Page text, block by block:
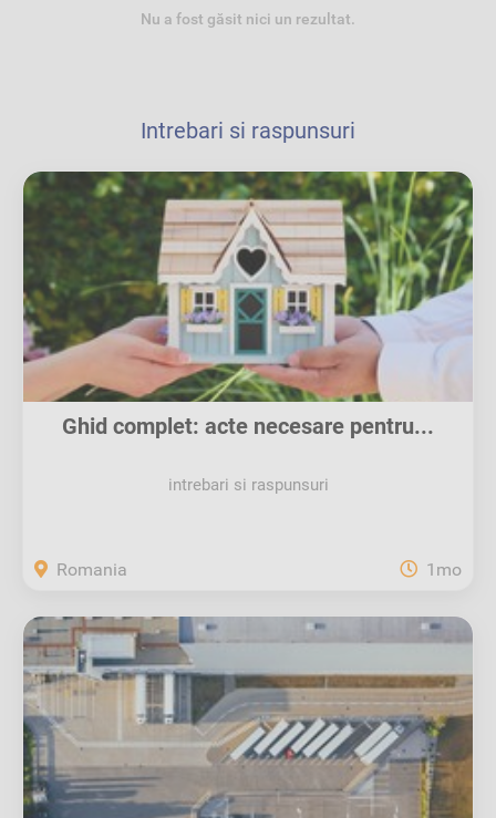
Nu a fost găsit nici un rezultat.
Intrebari si raspunsuri
Ghid complet: acte necesare pentru...
intrebari si raspunsuri
Romania 1mo